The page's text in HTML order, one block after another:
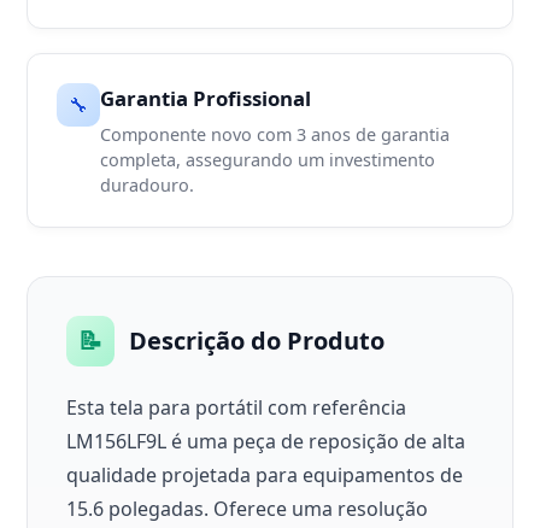
🔧 Garantia Profissional
Componente novo com 3 anos de garantia
completa, assegurando um investimento
duradouro.
📝 Descrição do Produto
Esta tela para portátil com referência
LM156LF9L é uma peça de reposição de alta
qualidade projetada para equipamentos de
15.6 polegadas. Oferece uma resolução